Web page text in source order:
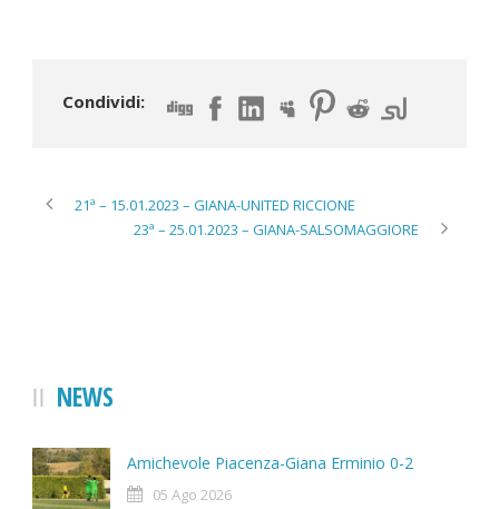
Condividi:
21ª – 15.01.2023 – GIANA-UNITED RICCIONE
23ª – 25.01.2023 – GIANA-SALSOMAGGIORE
NEWS
Amichevole Piacenza-Giana Erminio 0-2
05 Ago 2026